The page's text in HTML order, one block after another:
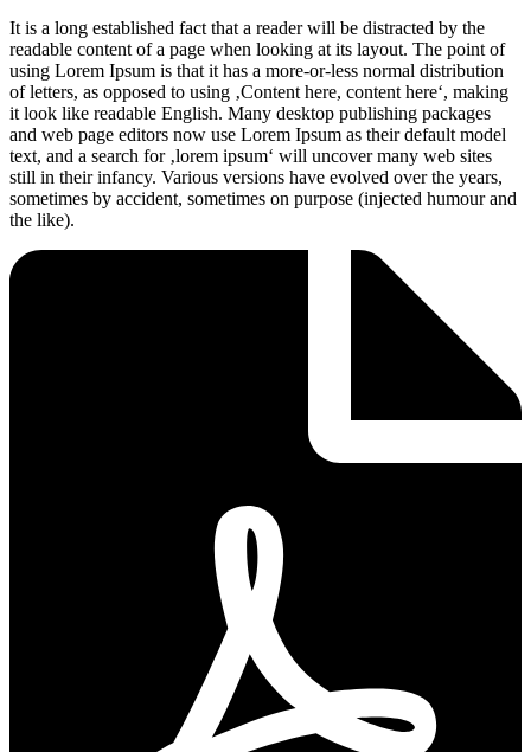
It is a long established fact that a reader will be distracted by the
readable content of a page when looking at its layout. The point of
using Lorem Ipsum is that it has a more-or-less normal distribution
of letters, as opposed to using ‚Content here, content here‘, making
it look like readable English. Many desktop publishing packages
and web page editors now use Lorem Ipsum as their default model
text, and a search for ‚lorem ipsum‘ will uncover many web sites
still in their infancy. Various versions have evolved over the years,
sometimes by accident, sometimes on purpose (injected humour and
the like).